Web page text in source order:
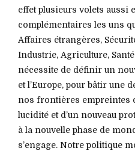
effet plusieurs volets aussi
complémentaires les uns
Affaires étrangères,
Industrie, Agriculture,
nécessite de définir un
et l’Europe, pour bâtir une
nos frontières empreintes
lucidité et d’un nouveau
à la nouvelle phase de
s’engage. Notre politique